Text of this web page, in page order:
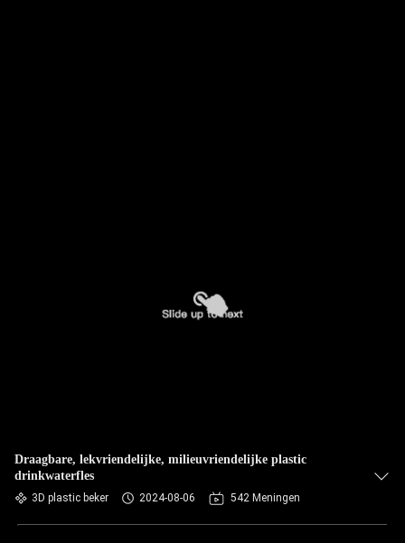
Draagbare, lekvriendelijke, milieuvriendelijke plastic
drinkwaterfles
3D plastic beker 2024-08-06 542 Meningen